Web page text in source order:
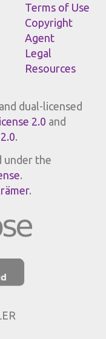
Terms of Use
Copyright
Agent
Legal
Resources
dual-licensed
2.0 and
.
under the
.
.